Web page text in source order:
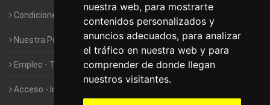
nuestra web, para mostrarte
contenidos personalizados y
anuncios adecuados, para analizar
el tráfico en nuestra web y para
comprender de donde llegan
nuestros visitantes.
Condiciones de Alquiler de Yakart
Nuestra Política de Privacidad
Empleo - Trabaja con nosotros
Acceso - Intranet de Franquiciados